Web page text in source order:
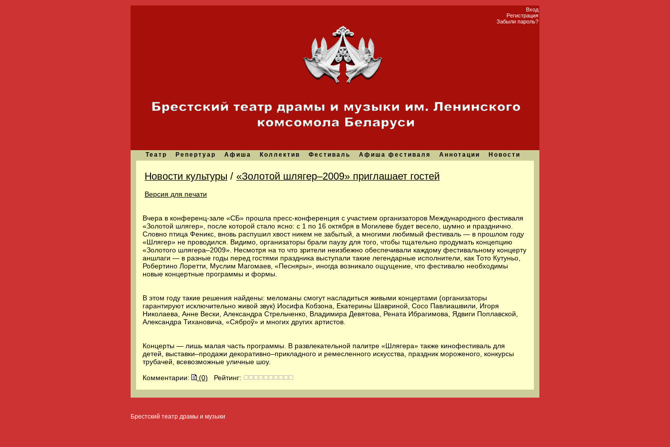
Вход
Регистрация
Забыли пароль?
Театр Репертуар Афиша Коллектив Фестиваль Афиша фестиваля Аннотации Новости
Новости культуры / «Золотой шлягер–2009» приглашает гостей
Версия для печати
Вчера в конференц-зале «СБ» прошла пресс-конференция с участием организаторов Международного фестиваля
«Золотой шлягер», после которой стало ясно: с 1 по 16 октября в Могилеве будет весело, шумно и празднично.
Словно птица Феникс, вновь распушил хвост никем не забытый, а многими любимый фестиваль — в прошлом году
«Шлягер» не проводился. Видимо, организаторы брали паузу для того, чтобы тщательно продумать концепцию
«Золотого шлягера–2009». Несмотря на то что зрители неизбежно обеспечивали каждому фестивальному концерту
аншлаги — в разные годы перед гостями праздника выступали такие легендарные исполнители, как Тото Кутуньо,
Робертино Лоретти, Муслим Магомаев, «Песняры», иногда возникало ощущение, что фестивалю необходимы
новые концертные программы и формы.
В этом году такие решения найдены: меломаны смогут насладиться живыми концертами (организаторы
гарантируют исключительно живой звук) Иосифа Кобзона, Екатерины Шавриной, Сосо Павлиашвили, Игоря
Николаева, Анне Вески, Александра Стрельченко, Владимира Девятова, Рената Ибрагимова, Ядвиги Поплавской,
Александра Тихановича, «Сяброў» и многих других артистов.
Концерты — лишь малая часть программы. В развлекательной палитре «Шлягера» также кинофестиваль для
детей, выставки–продажи декоративно–прикладного и ремесленного искусства, праздник мороженого, конкурсы
трубачей, всевозможные уличные шоу.
Комментарии:
(0) Рейтинг:
Брестский театр драмы и музыки